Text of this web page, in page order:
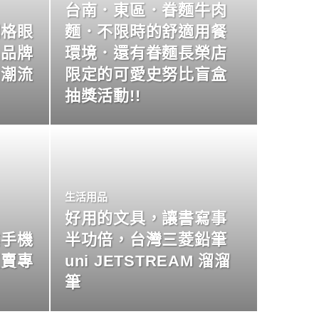
眼
牌
流
台南．東區．眷麵牛肉
麵．不限時的舒適用餐
環境．還有眷麵長榮店
限定的可愛史努比盲盒
抽獎活動!!
機
專
生活用品
好用的文具，讓書寫事
半功倍，台灣三菱鉛筆
uni JETSTREAM 溜溜
筆